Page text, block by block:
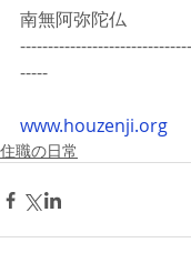
南無阿弥陀仏
-----
www.houzenji.org
住職の日常